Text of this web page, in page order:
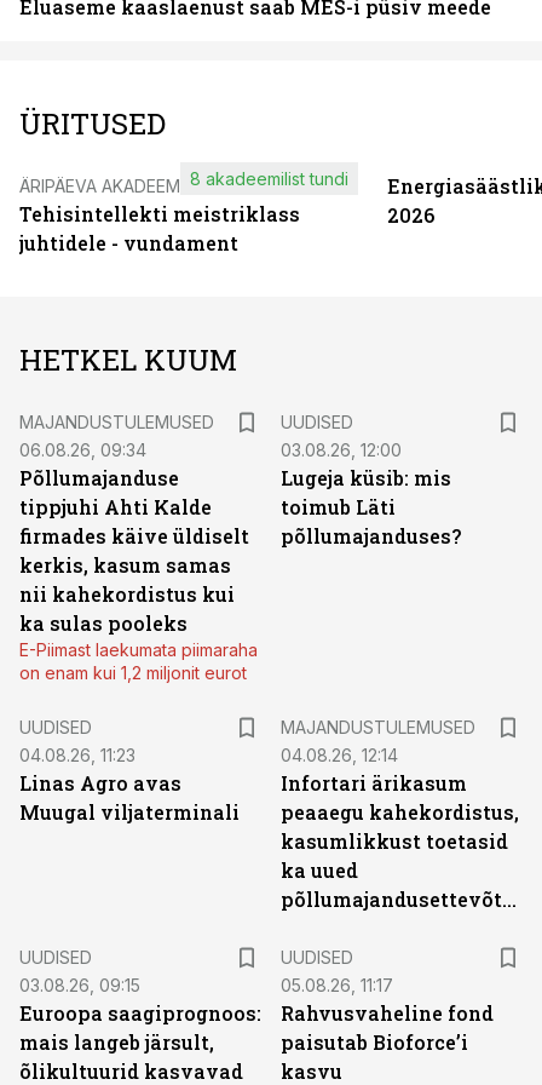
Eluaseme kaaslaenust saab MES-i püsiv meede
ÜRITUSED
ÄRIPÄEVA AKADEEMIA
Tehisintellekti meistriklass
juhtidele - vundament
8 akadeemilist tundi
2026
HETKEL KUUM
MAJANDUSTULEMUSED
06.08.26, 09:34
Põllumajanduse
tippjuhi Ahti Kalde
firmades käive üldiselt
kerkis, kasum samas
nii kahekordistus kui
ka sulas pooleks
E-Piimast laekumata piimaraha
on enam kui 1,2 miljonit eurot
UUDISED
03.08.26, 12:00
Lugeja küsib: mis
toimub Läti
põllumajanduses?
UUDISED
04.08.26, 11:23
Linas Agro avas
Muugal viljaterminali
MAJANDUSTULEMUSED
04.08.26, 12:14
Infortari ärikasum
peaaegu kahekordistus,
kasumlikkust toetasid
ka uued
põllumajandusettevõtted
UUDISED
03.08.26, 09:15
Euroopa saagiprognoos:
mais langeb järsult,
õlikultuurid kasvavad
UUDISED
05.08.26, 11:17
Rahvusvaheline fond
paisutab Bioforce’i
kasvu